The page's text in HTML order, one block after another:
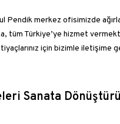
Pendik merkez ofisimizde
tüm Türkiye’ye hizmet
için bizimle iletişime
Sanata